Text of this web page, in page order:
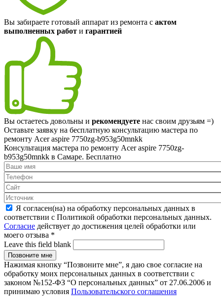
Вы забираете готовый аппарат из ремонта с актом
выполненных работ и гарантией
Вы остаетесь довольны и рекомендуете нас своим друзьям =)
Оставьте заявку на бесплатную консультацию мастера по
ремонту Acer aspire 7750zg-b953g50mnkk
Консультация мастера по ремонту Acer aspire 7750zg-
b953g50mnkk в Самаре. Бесплатно
Я согласен(на) на обработку персональных данных в
соответствии с Политикой обработки персональных данных.
Согласие действует до достижения целей обработки или
моего отзыва *
Leave this field blank
Нажимая кнопку “Позвоните мне”, я даю свое согласие на
обработку моих персональных данных в соответствии с
законом №152-ФЗ “О персональных данных” от 27.06.2006 и
принимаю условия Пользовательского соглашения